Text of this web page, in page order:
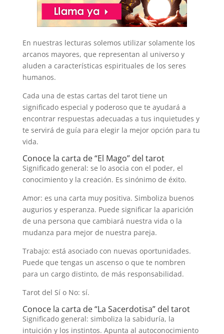
En nuestras lecturas solemos utilizar solamente los
arcanos mayores, que representan al universo y
aluden a características espirituales de los seres
humanos.
Cada una de estas cartas del tarot tiene un
significado especial y poderoso que te ayudará a
encontrar respuestas adecuadas a tus inquietudes y
te servirá de guía para elegir la mejor opción para tu
vida.
Conoce la carta de “El Mago” del tarot
Significado general: se lo asocia con el poder, el
conocimiento y la creación. Es sinónimo de éxito.
Amor: es una carta muy positiva. Simboliza buenos
augurios y esperanza. Puede significar la aparición
de una persona que cambiará nuestra vida o la
mudanza para mejor de nuestra pareja.
Trabajo: está asociado con nuevas oportunidades.
Puede que tengas un ascenso o que te nombren
para un cargo distinto, de más responsabilidad.
Tarot del Sí o No: sí.
Conoce la carta de “La Sacerdotisa” del tarot
Significado general: simboliza la sabiduría, la
intuición y los instintos. Apunta al autoconocimiento